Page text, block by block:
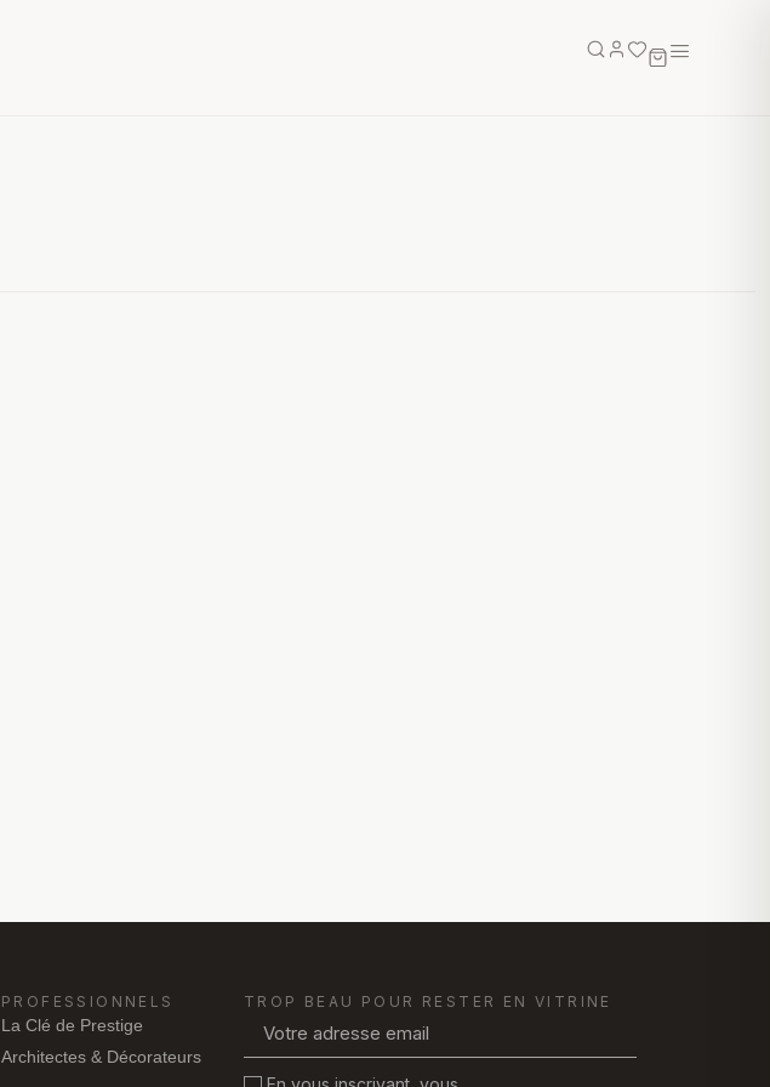
PROFESSIONNELS
La Clé de Prestige
Architectes & Décorateurs
TROP BEAU POUR RESTER EN VITRINE